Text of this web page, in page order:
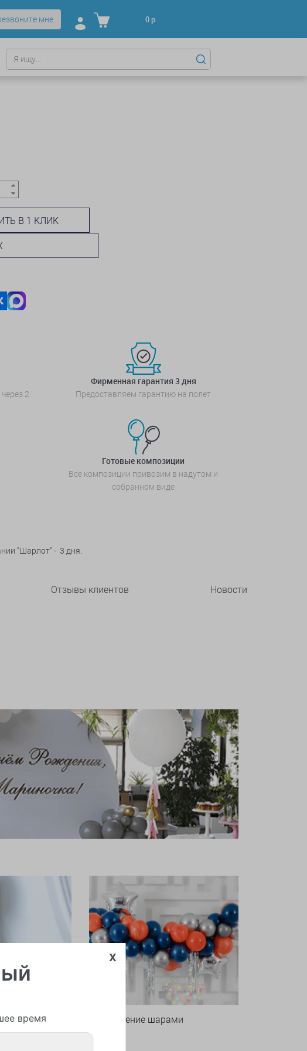
мне 0р
В 1 КЛИК
2
Фирменная гарантия 3 дня
Предоставляем гарантию на полет
Готовые композиции
Все композиции привозим в надутом и
собранном виде
"Шарлот" - 3 дня.
Отзывы клиентов Новости
Оформление шарами
x
время